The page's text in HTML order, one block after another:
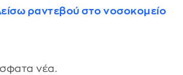
ραντεβού στο νοσοκομείο
νέα.